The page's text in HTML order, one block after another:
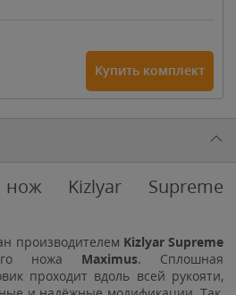
1 615₽
1 900₽1 900₽
Купить комплект
нож Kizlyar Supreme
производителем Kizlyar Supreme
ножа Maximus. Сплошная
проходит вдоль всей рукояти,